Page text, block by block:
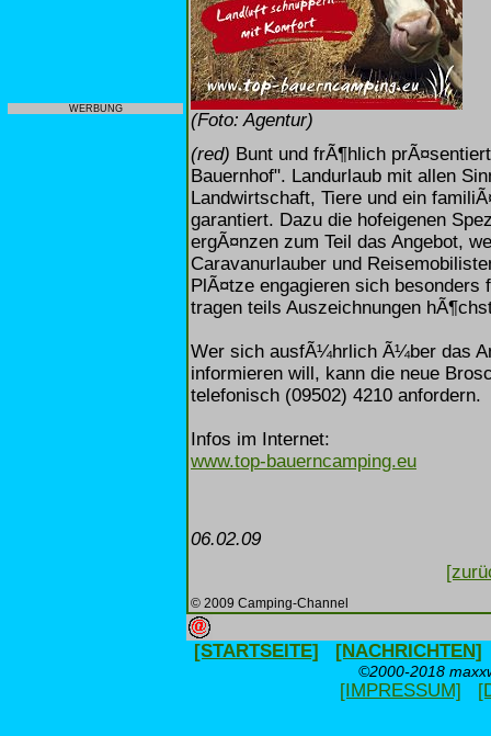
WERBUNG
(Foto: Agentur)
(red) Bunt und frÃ¶hlich
Bauernhof". Landurlaub mit allen
Landwirtschaft, Tiere und ein
garantiert. Dazu die hofeigenen
ergÃ¤nzen zum Teil das Angebot,
Caravanurlauber und
PlÃ¤tze engagieren sich
tragen teils Auszeichnungen
Wer sich ausfÃ¼hrlich Ã¼ber das
informieren will, kann die neue
telefonisch (09502) 4210 anfordern.
Infos im Internet:
www.top-bauerncamping.eu
06.02.09
© 2009 Camping-Channel
[STARTSEITE] [NACHRICHTEN]
©2000-2018
[IMPRESSUM]